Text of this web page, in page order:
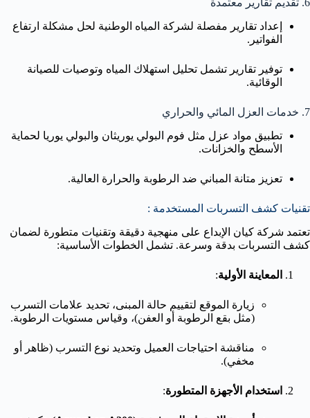
6. تقديم تقارير معتمدة
إعداد تقارير مفصلة لشركة المياه الوطنية لحل مشكلة ارتفاع
الفواتير.
توفير تقارير تشمل تحليل استهلاك المياه وتوصيات للصيانة
الوقائية.
7. خدمات العزل المائي والحراري
تطبيق مواد عزل مثل فوم البولي يوريثان والبولي يوريا لحماية
الأسطح والخزانات.
تعزيز متانة المباني ضد الرطوبة والحرارة العالية.
تقنيات كشف التسربات المستخدمة :
تعتمد شركة كيان الإبداع على منهجية دقيقة وتقنيات متطورة لضمان
كشف التسربات بدقة وسرعة. تشمل الخطوات الأساسية:
المعاينة الأولية:
زيارة الموقع لتقييم حالة المبنى، تحديد علامات التسرب
(مثل بقع الرطوبة أو العفن)، وقياس مستويات الرطوبة.
مناقشة احتياجات العميل وتحديد نوع التسرب (ظاهر أو
مخفي).
استخدام الأجهزة المتطورة: